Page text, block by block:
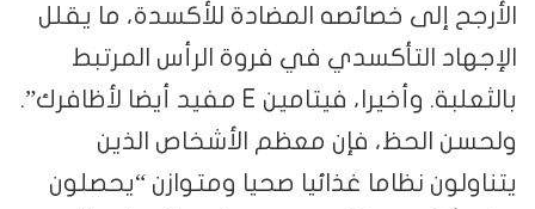
الأرجح إلى خصائصه المضادة للأكسدة، ما يقلل
الإجهاد التأكسدي في فروة الرأس المرتبط
بالثعلبة. وأخيرا، فيتامين E مفيد أيضا لأظافرك”.
ولحسن الحظ، فإن معظم الأشخاص الذين
يتناولون نظاما غذائيا صحيا ومتوازن “يحصلون